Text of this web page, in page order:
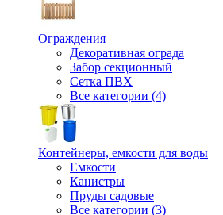
Ограждения
Декоративная ограда
Забор секционный
Сетка ПВХ
Все категории (4)
Контейнеры, емкости для воды
Емкости
Канистры
Пруды садовые
Все категории (3)